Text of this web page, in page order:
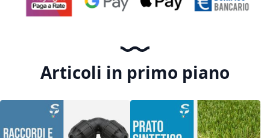
Articoli in primo piano